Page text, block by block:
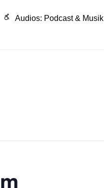
Audios: Podcast & Musik